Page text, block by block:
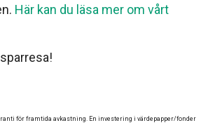
Här kan du läsa mer om vårt
för framtida avkastning. En investering i värdepapper/fonder